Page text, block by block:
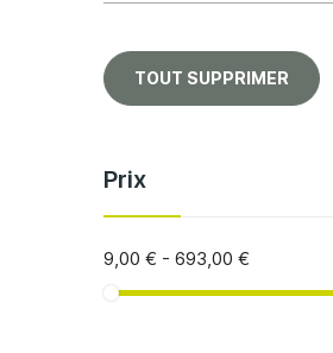
TOUT SUPPRIMER
Prix
9,00 € - 693,00 €